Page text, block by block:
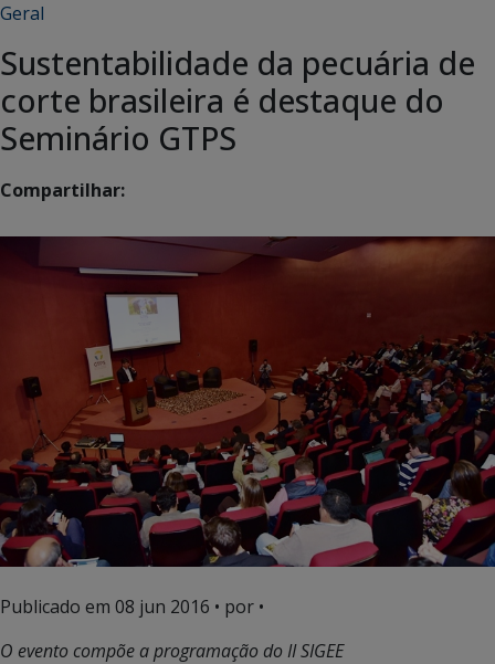
Geral
Sustentabilidade da pecuária de
corte brasileira é destaque do
Seminário GTPS
Compartilhar:
Publicado em 08 jun 2016 • por •
O evento compõe a programação do II SIGEE